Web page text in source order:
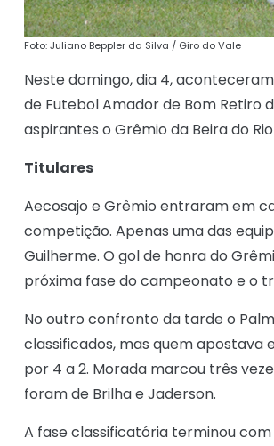
Foto: Juliano Beppler da Silva / Giro do Vale
Neste domingo, dia 4,
de Futebol Amador de Bom Retiro
aspirantes o Grêmio da Beira do
Titulares
Aecosajo e Grêmio entraram em
competição. Apenas uma das
Guilherme. O gol de honra do
próxima fase do campeonato e o
No outro confronto da tarde o
classificados, mas quem apostava
por 4 a 2. Morada marcou três
foram de Brilha e Jaderson.
A fase classificatória terminou com